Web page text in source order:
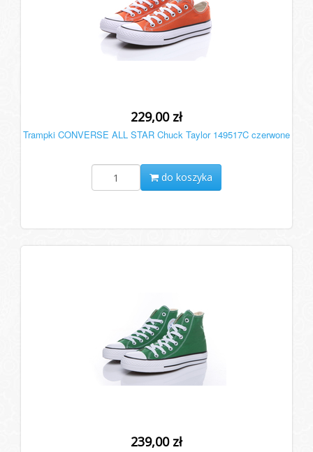
229,00 zł
Trampki CONVERSE ALL STAR Chuck Taylor 149517C czerwone
do koszyka
239,00 zł